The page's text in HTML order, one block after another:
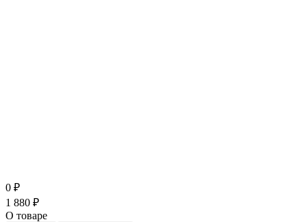
0 ₽
1 880 ₽
О товаре